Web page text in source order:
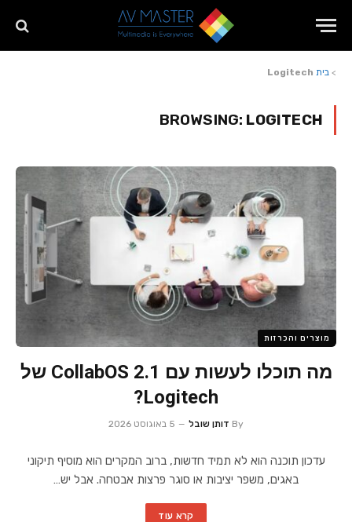
> בית Logitech
BROWSING: LOGITECH
מוצרים והכרזות
מה תוכלו לעשות עם CollabOS 2.1 של
Logitech?
By דותן שובל 5 באוגוסט 2026
עדכון תוכנה הוא לא תמיד חדשות, ברוב המקרים הוא מוסיף תיקוני
באגים, משפר יציבות או סוגר פרצות אבטחה. אבל יש…
קרא עוד